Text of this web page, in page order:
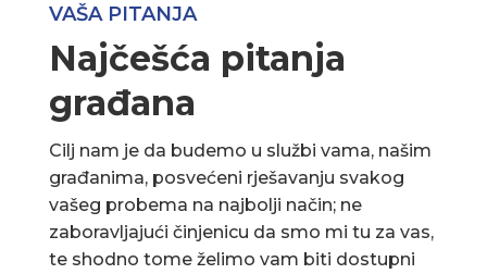
VAŠA PITANJA
Najčešća pitanja
građana
Cilj nam je da budemo u službi vama, našim
građanima, posvećeni rješavanju svakog
vašeg probema na najbolji način; ne
zaboravljajući činjenicu da smo mi tu za vas,
te shodno tome želimo vam biti dostupni